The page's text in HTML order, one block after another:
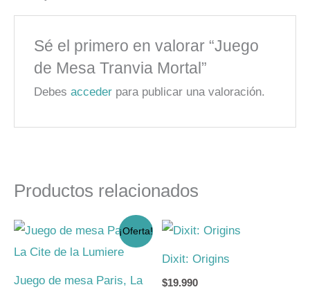
Sé el primero en valorar “Juego
de Mesa Tranvia Mortal”
Debesacceder para publicar una valoración.
Productos relacionados
¡Oferta!
Juego de mesa Paris, La
El
original
$23.990.
El
actual
$19.990.
Dixit: Origins
$19.990